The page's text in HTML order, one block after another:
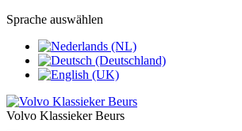
Sprache auswählen
Volvo Klassieker Beurs